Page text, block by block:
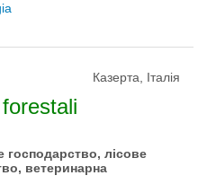
Казерта, Італія
господарство, лісове
ветеринарна